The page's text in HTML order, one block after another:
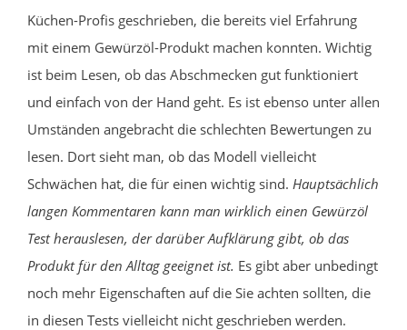
Küchen-Profis geschrieben, die bereits viel Erfahrung
mit einem Gewürzöl-Produkt machen konnten. Wichtig
ist beim Lesen, ob das Abschmecken gut funktioniert
und einfach von der Hand geht. Es ist ebenso unter allen
Umständen angebracht die schlechten Bewertungen zu
lesen. Dort sieht man, ob das Modell vielleicht
Schwächen hat, die für einen wichtig sind. Hauptsächlich
langen Kommentaren kann man wirklich einen Gewürzöl
Test herauslesen, der darüber Aufklärung gibt, ob das
Produkt für den Alltag geeignet ist. Es gibt aber unbedingt
noch mehr Eigenschaften auf die Sie achten sollten, die
in diesen Tests vielleicht nicht geschrieben werden.